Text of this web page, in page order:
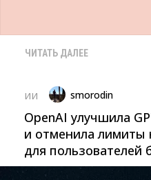
ЧИТАТЬ ДАЛЕЕ
ИИ smorodin
OpenAI улучшила
и отменила лимиты
для пользователей